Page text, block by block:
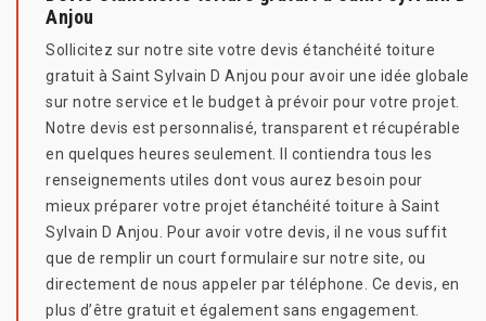
Anjou
Sollicitez sur notre site votre devis étanchéité toiture
gratuit à Saint Sylvain D Anjou pour avoir une idée globale
sur notre service et le budget à prévoir pour votre projet.
Notre devis est personnalisé, transparent et récupérable
en quelques heures seulement. Il contiendra tous les
renseignements utiles dont vous aurez besoin pour
mieux préparer votre projet étanchéité toiture à Saint
Sylvain D Anjou. Pour avoir votre devis, il ne vous suffit
que de remplir un court formulaire sur notre site, ou
directement de nous appeler par téléphone. Ce devis, en
plus d’être gratuit et également sans engagement.